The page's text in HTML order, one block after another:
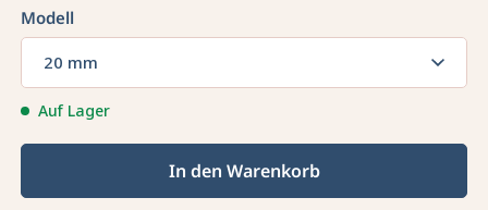
Modell
20 mm
Auf Lager
In den Warenkorb